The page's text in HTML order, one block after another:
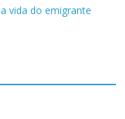
vida do emigrante